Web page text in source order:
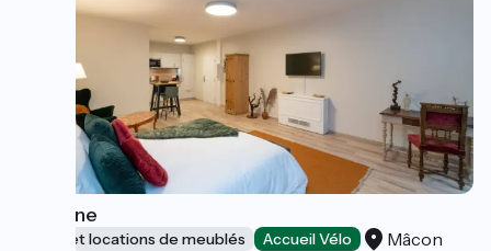
La Vigne
Gîtes et locations de meublés Accueil Vélo Mâcon